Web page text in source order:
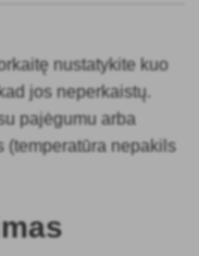
nustatykite kuo
jos neperkaistų.
pajėgumu arba
(temperatūra nepakils